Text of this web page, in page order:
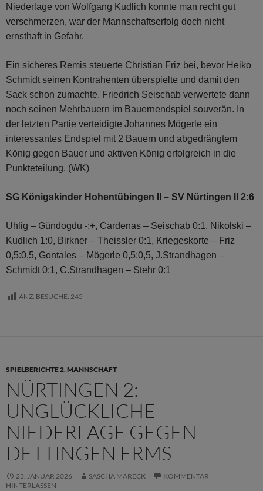
Niederlage von Wolfgang Kudlich konnte man recht gut
verschmerzen, war der Mannschaftserfolg doch nicht
ernsthaft in Gefahr.
Ein sicheres Remis steuerte Christian Friz bei, bevor Heiko
Schmidt seinen Kontrahenten überspielte und damit den
Sack schon zumachte. Friedrich Seischab verwertete dann
noch seinen Mehrbauern im Bauernendspiel souverän. In
der letzten Partie verteidigte Johannes Mögerle ein
interessantes Endspiel mit 2 Bauern und abgedrängtem
König gegen Bauer und aktiven König erfolgreich in die
Punkteteilung. (WK)
SG Königskinder Hohentübingen II – SV Nürtingen II 2:6
Uhlig – Gündogdu -:+, Cardenas – Seischab 0:1, Nikolski –
Kudlich 1:0, Birkner – Theissler 0:1, Kriegeskorte – Friz
0,5:0,5, Gontales – Mögerle 0,5:0,5, J.Strandhagen –
Schmidt 0:1, C.Strandhagen – Stehr 0:1
ANZ. BESUCHE: 245
SPIELBERICHTE 2. MANNSCHAFT
NÜRTINGEN 2:
UNGLÜCKLICHE
NIEDERLAGE GEGEN
DETTINGEN ERMS
23. JANUAR 2026 SASCHA MARECK
KOMMENTAR
HINTERLASSEN